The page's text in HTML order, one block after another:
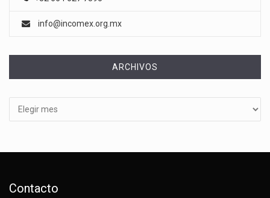
info@incomex.org.mx
ARCHIVOS
Contacto